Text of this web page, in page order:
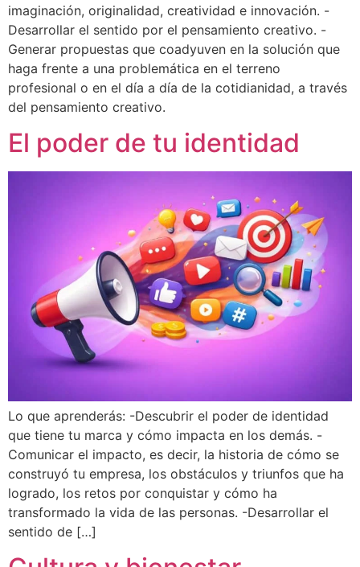
imaginación, originalidad, creatividad e innovación. -
Desarrollar el sentido por el pensamiento creativo. -
Generar propuestas que coadyuven en la solución que
haga frente a una problemática en el terreno
profesional o en el día a día de la cotidianidad, a través
del pensamiento creativo.
El poder de tu identidad
Lo que aprenderás: -Descubrir el poder de identidad
que tiene tu marca y cómo impacta en los demás. -
Comunicar el impacto, es decir, la historia de cómo se
construyó tu empresa, los obstáculos y triunfos que ha
logrado, los retos por conquistar y cómo ha
transformado la vida de las personas. -Desarrollar el
sentido de […]